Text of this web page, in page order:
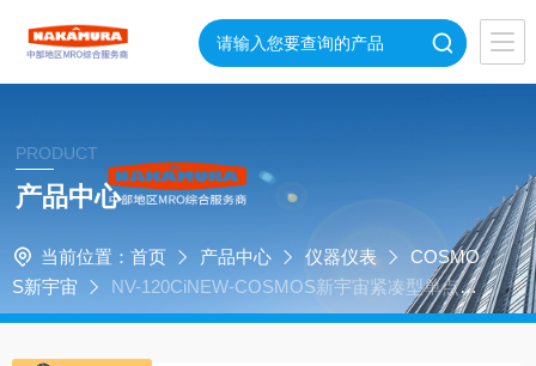
PRODUCT
产品中心
当前位置： 首页 产品中心 仪器仪表
COSMO
S新宇宙
NV-120CiNEW-COSMOS新宇宙紧凑型单点气
体检测报警器